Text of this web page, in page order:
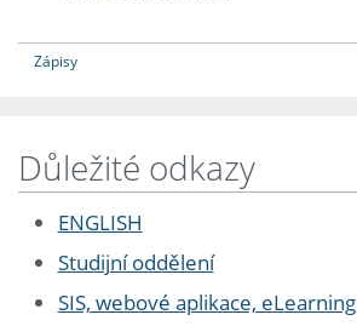
Zápisy
Důležité odkazy
ENGLISH
Studijní oddělení
SIS, webové aplikace, eLearning